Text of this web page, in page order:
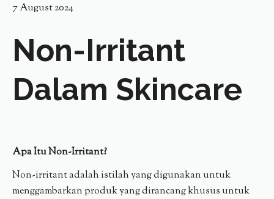
7 August 2024
Non-Irritant
Dalam Skincare
Apa Itu Non-Irritant?
Non-irritant adalah istilah yang digunakan untuk
menggambarkan produk yang dirancang khusus untuk